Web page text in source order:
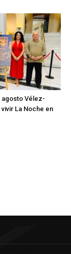
agosto Vélez-
La Noche en